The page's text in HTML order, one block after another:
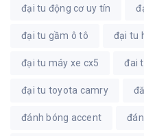
đại tu động cơ uy tín
đại tu gầm ô tô đại tu
đại tu máy xe cx5 đai
đại tu toyota camry
đánh bóng accent